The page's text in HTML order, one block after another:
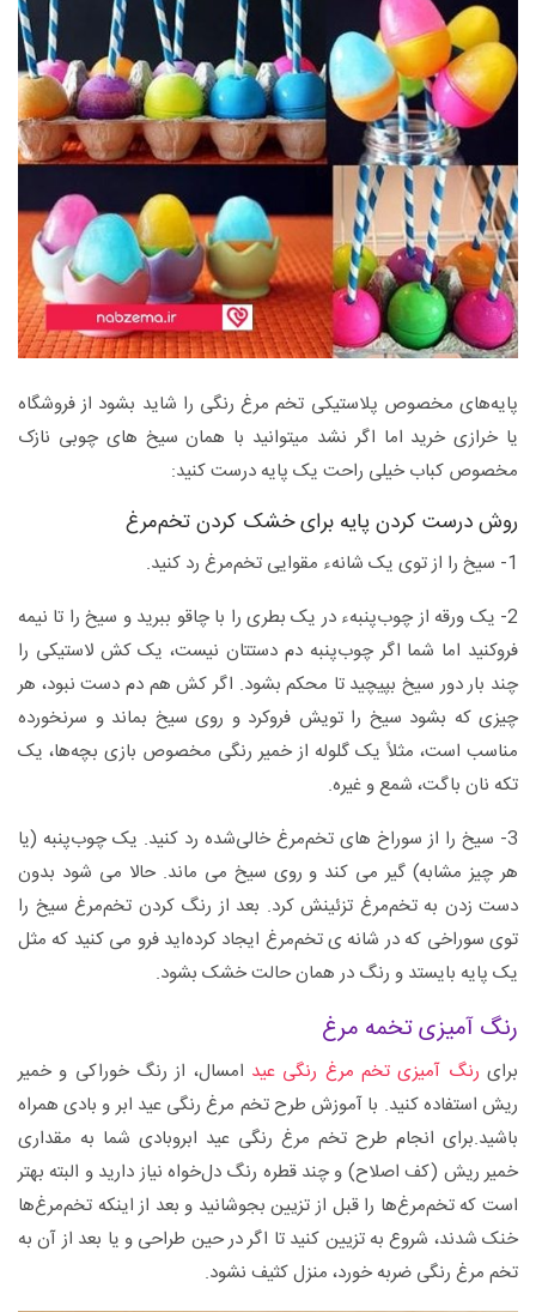
پایه‌های مخصوص پلاستیکی تخم مرغ رنگی را شاید بشود از فروشگاه
یا خرازی خرید اما اگر نشد میتوانید با همان سیخ های چوبی نازک
مخصوص کباب خیلی راحت یک پایه درست کنید:
روش درست کردن پایه برای خشک کردن تخم‌مرغ
1- سیخ را از توی یک شانهء مقوایی تخم‌مرغ رد کنید.
2- یک ورقه از چوب‌پنبهء در یک بطری را با چاقو ببرید و سیخ را تا نیمه
فروکنید اما شما اگر چوب‌پنبه دم دستتان نیست، یک کش لاستیکی را
چند بار دور سیخ بپیچید تا محکم بشود. اگر کش هم دم دست نبود، هر
چیزی که بشود سیخ را تویش فروکرد و روی سیخ بماند و سرنخورده
مناسب است، مثلاً یک گلوله از خمیر رنگی مخصوص بازی بچه‌ها، یک
تکه نان باگت، شمع و غیره.
3- سیخ را از سوراخ های تخم‌مرغ خالی‌شده رد کنید. یک چوب‌پنبه (یا
هر چیز مشابه) گیر می کند و روی سیخ می ماند. حالا می شود بدون
دست زدن به تخم‌مرغ تزئینش کرد. بعد از رنگ کردن تخم‌مرغ سیخ را
توی سوراخی که در شانه ی تخم‌مرغ ایجاد کرده‌اید فرو می کنید که مثل
یک پایه بایستد و رنگ در همان حالت خشک بشود.
رنگ آمیزی تخمه مرغ
برای رنگ آمیزی تخم مرغ رنگی عید امسال، از رنگ خوراکی و خمیر
ریش استفاده کنید. با آموزش طرح تخم مرغ رنگی عید ابر و بادی همراه
باشید.برای انجام طرح تخم مرغ رنگی عید ابروبادی شما به مقداری
خمیر ریش (کف اصلاح) و چند قطره رنگ دل‌خواه نیاز دارید و البته بهتر
است که تخم‌مرغ‌ها را قبل از تزیین بجوشانید و بعد از اینکه تخم‌مرغ‌ها
خنک شدند، شروع به تزیین کنید تا اگر در حین طراحی و یا بعد از آن به
تخم‌ مرغ‌ رنگی ضربه خورد، منزل کثیف نشود.